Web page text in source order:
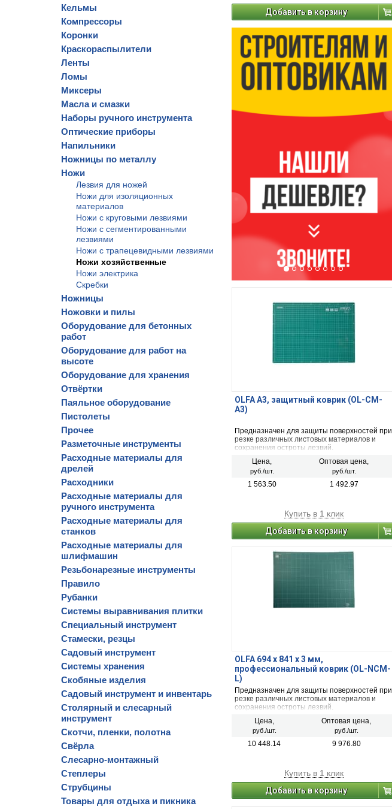
Кельмы
Компрессоры
Коронки
Краскораспылители
Ленты
Ломы
Миксеры
Масла и смазки
Наборы ручного инструмента
Оптические приборы
Напильники
Ножницы по металлу
Ножи
Лезвия для ножей
Ножи для изоляционных
материалов
Ножи с круговыми лезвиями
Ножи с сегментированными
лезвиями
Ножи с трапецевидными лезвиями
Ножи хозяйственные
Ножи электрика
Скребки
Ножницы
Ножовки и пилы
Оборудование для бетонных
работ
Оборудование для работ на
высоте
Оборудование для хранения
Отвёртки
Паяльное оборудование
Пистолеты
Прочее
Разметочные инструменты
Расходные материалы для
дрелей
Расходники
Расходные материалы для
ручного инструмента
Расходные материалы для
станков
Расходные материалы для
шлифмашин
Резьбонарезные инструменты
Правило
Рубанки
Системы выравнивания плитки
Специальный инструмент
Стамески, резцы
Садовый инструмент
Системы хранения
Скобяные изделия
Садовый инструмент и инвентарь
Столярный и слесарный
инструмент
Скотчи, пленки, полотна
Свёрла
Слесарно-монтажный
Степлеры
Струбцины
Товары для отдыха и пикника
Добавить в корзину
OLFA А3, защитный коврик (OL-CM-
A3)
Предназначен для защиты поверхностей при
резке различных листовых материалов и
сохранения остроты лезвий.
Цена,
руб./шт.
Оптовая цена,
руб./шт.
1 563.50 1 492.97
Купить в 1 клик
Добавить в корзину
OLFA 694 х 841 х 3 мм,
профессиональный коврик (OL-NCM-
L)
Предназначен для защиты поверхностей при
резке различных листовых материалов и
сохранения остроты лезвий.
Цена,
руб./шт.
Оптовая цена,
руб./шт.
10 448.14 9 976.80
Купить в 1 клик
Добавить в корзину